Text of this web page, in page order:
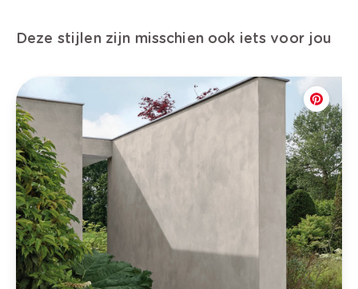
Deze stijlen zijn misschien ook iets voor jou